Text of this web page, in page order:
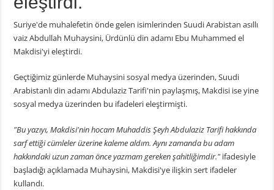
Suriye'de muhalefetin önde gelen isimlerinden Suudi Arabistan asıllı
vaiz Abdullah Muhaysini, Ürdünlü din adamı Ebu Muhammed el
Makdisi'yi eleştirdi.
Geçtiğimiz günlerde Muhaysini sosyal medya üzerinden, Suudi
Arabistanlı din adamı Abdulaziz Tarifi'nin paylaşmış, Makdisi ise yine
sosyal medya üzerinden bu ifadeleri eleştirmişti.
"Bu yazıyı, Makdisi'nin hocam Muhaddis Şeyh Abdulaziz Tarifi hakkında
sarf ettiği cümleler üzerine kaleme aldım. Aynı zamanda bu adam
hakkındaki uzun zaman önce yazmam gereken şahitliğimdir." ifadesiyle
başladığı açıklamada Muhaysini, Makdisi'ye ilişkin sert ifadeler
kullandı.